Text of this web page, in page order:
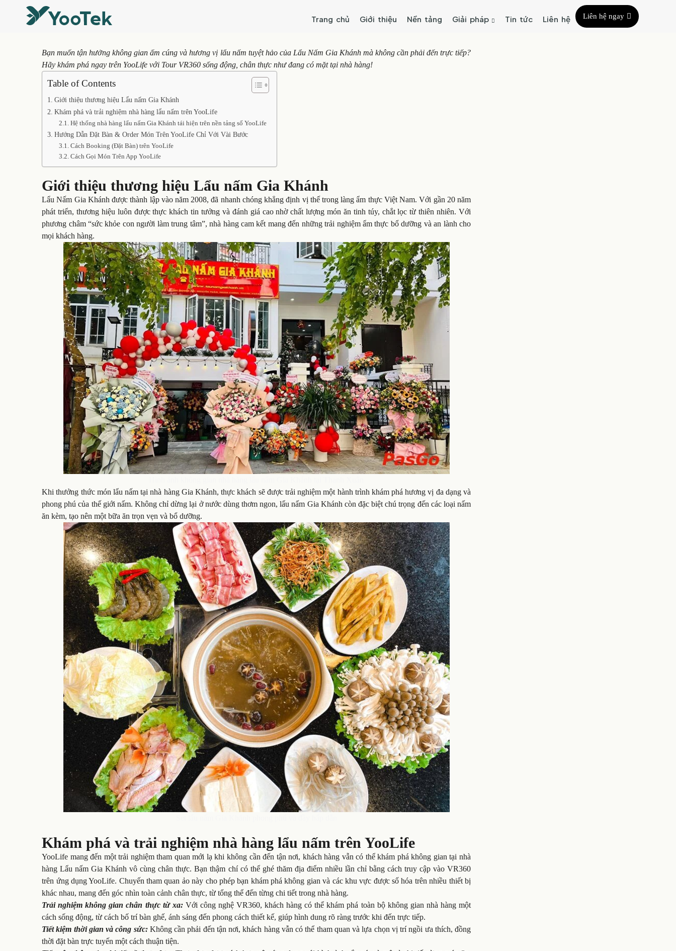
Trang chủ Giới thiệu Nền tảng Giải pháp Tin tức Liên hệ Liên hệ ngay
Bạn muốn tận hưởng không gian ấm cúng và hương vị lẩu nấm tuyệt hảo của Lẩu Nấm Gia Khánh mà không cần phải đến trực tiếp?
Hãy khám phá ngay trên YooLife với Tour VR360 sống động, chân thực như đang có mặt tại nhà hàng!
Table of Contents
Giới thiệu thương hiệu Lẩu nấm Gia Khánh
Khám phá và trải nghiệm nhà hàng lẩu nấm trên YooLife
Hệ thống nhà hàng lẩu nấm Gia Khánh tái hiện trên nền tảng số YooLife
Hướng Dẫn Đặt Bàn & Order Món Trên YooLife Chỉ Với Vài Bước
Cách Booking (Đặt Bàn) trên YooLife
Cách Gọi Món Trên App YooLife
Giới thiệu thương hiệu Lẩu nấm Gia Khánh
Lẩu Nấm Gia Khánh được thành lập vào năm 2008, đã nhanh chóng khẳng định vị thế trong làng ẩm thực Việt Nam. Với gần 20 năm
phát triển, thương hiệu luôn được thực khách tin tưởng và đánh giá cao nhờ chất lượng món ăn tinh túy, chắt lọc từ thiên nhiên. Với
phương châm “sức khỏe con người làm trung tâm”, nhà hàng cam kết mang đến những trải nghiệm ẩm thực bổ dưỡng và an lành cho
mọi khách hàng.
Khi thưởng thức món lẩu nấm tại nhà hàng Gia Khánh, thực khách sẽ được trải nghiệm một hành trình khám phá hương vị đa dạng và
phong phú của thế giới nấm. Không chỉ dừng lại ở nước dùng thơm ngon, lẩu nấm Gia Khánh còn đặc biệt chú trọng đến các loại nấm
ăn kèm, tạo nên một bữa ăn trọn vẹn và bổ dưỡng.
Khám phá và trải nghiệm nhà hàng lẩu nấm trên YooLife
YooLife mang đến một trải nghiệm tham quan mới lạ khi không cần đến tận nơi, khách hàng vẫn có thể khám phá không gian tại nhà
hàng Lẩu nấm Gia Khánh vô cùng chân thực. Bạn thậm chí có thể ghé thăm địa điểm nhiều lần chỉ bằng cách truy cập vào VR360
trên ứng dụng YooLife. Chuyến tham quan ảo này cho phép bạn khám phá không gian và các khu vực được số hóa trên nhiều thiết bị
khác nhau, mang đến góc nhìn toàn cảnh chân thực, từ tổng thể đến từng chi tiết trong nhà hàng.
Trải nghiệm không gian chân thực từ xa:Với công nghệ VR360, khách hàng có thể khám phá toàn bộ không gian nhà hàng một
cách sống động, từ cách bố trí bàn ghế, ánh sáng đến phong cách thiết kế, giúp hình dung rõ ràng trước khi đến trực tiếp.
Tiết kiệm thời gian và công sức:Không cần phải đến tận nơi, khách hàng vẫn có thể tham quan và lựa chọn vị trí ngồi ưa thích, đồng
thời đặt bàn trực tuyến một cách thuận tiện.